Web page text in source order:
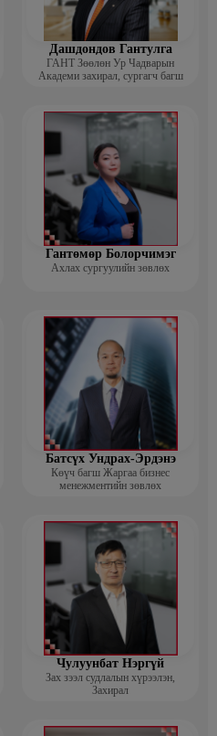
Дашдондов Гантулга
ГАНТ Зөөлөн Ур Чадварын
Академи захирал, сургагч багш
Гантөмөр Болорчимэг
Ахлах сургуулийн зөвлөх
Батсүх Ундрах-Эрдэнэ
Көүч багш Жаргаа бизнес
менежментийн зөвлөх
Чулуунбат Нэргүй
Зах зээл судлалын хүрээлэн,
Захирал